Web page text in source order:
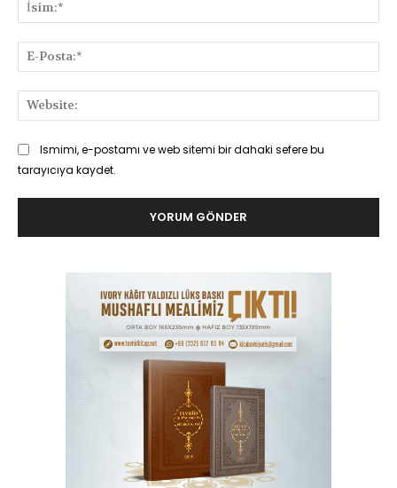
Ismimi, e-postamı ve web sitemi bir dahaki sefere bu
tarayıcıya kaydet.